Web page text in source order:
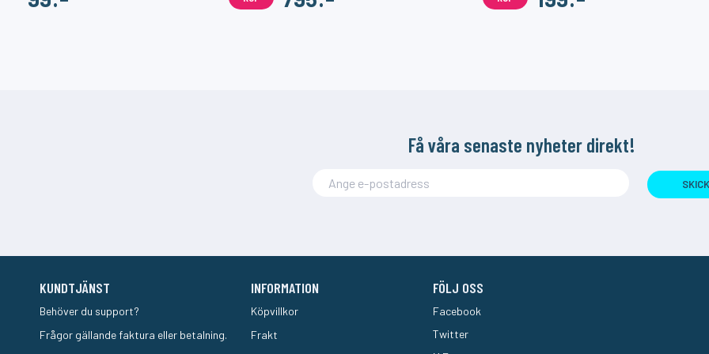
Få våra senaste nyheter direkt!
KUNDTJÄNST
Behöver du support?
Frågor gällande faktura eller betalning.
INFORMATION
Köpvillkor
Frakt
FÖLJ OSS
Facebook
Twitter